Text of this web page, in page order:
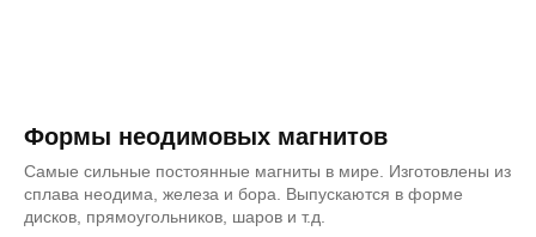
Формы неодимовых магнитов
Самые сильные постоянные магниты в мире. Изготовлены из
сплава неодима, железа и бора. Выпускаются в форме
дисков, прямоугольников, шаров и т.д.